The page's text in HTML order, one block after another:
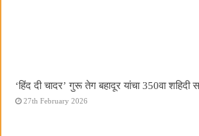
‘हिंद दी चादर’ गुरू तेग बहादूर यांचा 350वा शहिदी
27th February 2026